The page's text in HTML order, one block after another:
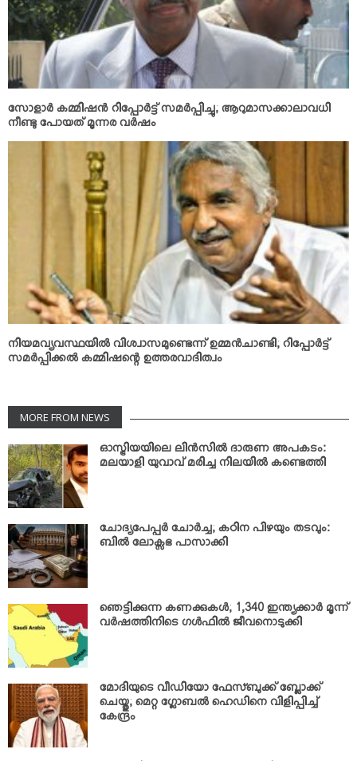
സോളാര്‍ കമ്മിഷന്‍ റിപ്പോര്‍ട്ട് സമര്‍പ്പിച്ചു; ആറുമാസക്കാലാവധി
നീണ്ടു പോയത് മൂന്നര വര്‍ഷം
നിയമവ്യവസ്ഥയില്‍ വിശ്വാസമുണ്ടെന്ന് ഉമ്മന്‍ചാണ്ടി; റിപ്പോര്‍ട്ട്
സമര്‍പ്പിക്കല്‍ കമ്മിഷന്റെ ഉത്തരവാദിത്വം
MORE FROM NEWS
ഓസ്ട്രിയയിലെ ലിന്‍സില്‍ ദാരുണ അപകടം:
മലയാളി യുവാവ് മരിച്ച നിലയില്‍ കണ്ടെത്തി
ചോദ്യപേപ്പര്‍ ചോര്‍ച്ച; കഠിന പിഴയും തടവും:
ബില്‍ ലോക്സഭ പാസാക്കി
ഞെട്ടിക്കുന്ന കണക്കുകള്‍; 1,340 ഇന്ത്യക്കാര്‍ മൂന്ന്
വര്‍ഷത്തിനിടെ ഗള്‍ഫില്‍ ജീവനൊടുക്കി
മോദിയുടെ വീഡിയോ ഫേസ്ബുക്ക് ബ്ലോക്ക്
ചെയ്തു; മെറ്റ ഗ്ലോബല്‍ ഹെഡിനെ വിളിപ്പിച്ച്
കേന്ദ്രം